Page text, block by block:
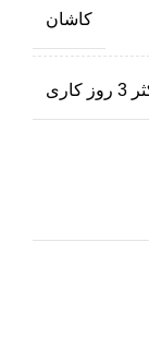
کاشان